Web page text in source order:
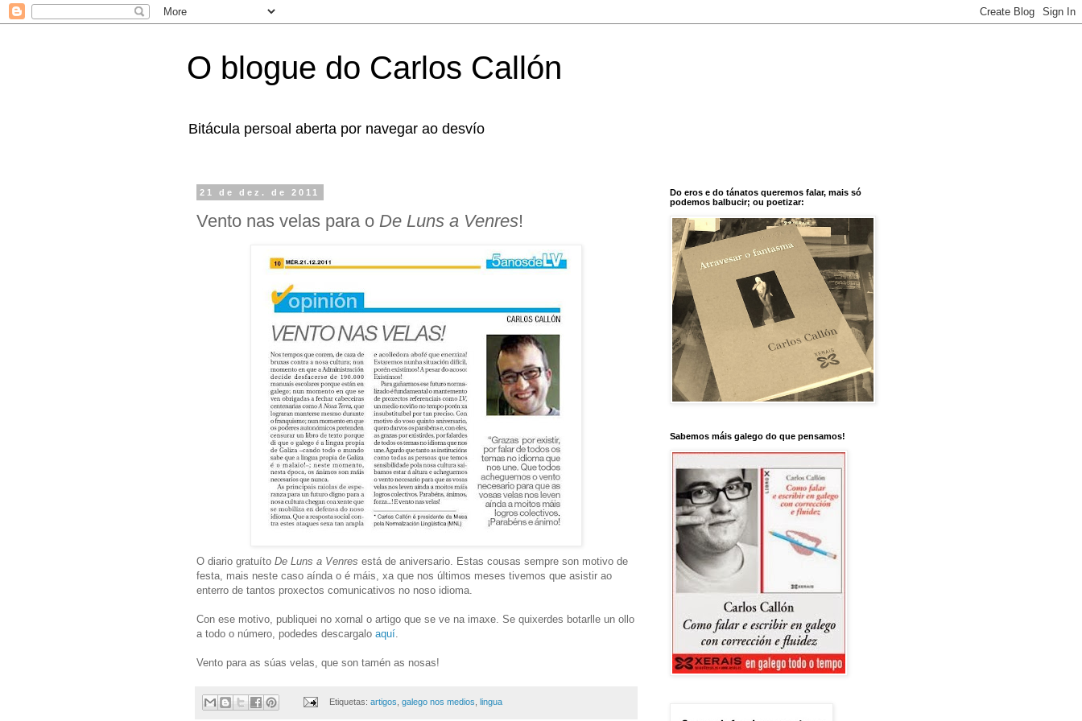
O blogue do Carlos Callón
Bitácula persoal aberta por navegar ao desvío
21 de dez. de 2011
Vento nas velas para o De Luns a Venres!
O diario gratuíto De Luns a Venres está de aniversario. Estas cousas sempre son motivo de
festa, mais neste caso aínda o é máis, xa que nos últimos meses tivemos que asistir ao
enterro de tantos proxectos comunicativos no noso idioma.
Con ese motivo, publiquei no xornal o artigo que se ve na imaxe. Se quixerdes botarlle un ollo
a todo o número, podedes descargalo aquí
Vento para as súas velas, que son tamén as nosas!
Etiquetas: artigos galego nos medios lingua
Do eros e do tánatos queremos falar, mais só
podemos balbucir; ou poetizar:
Sabemos máis galego do que pensamos!